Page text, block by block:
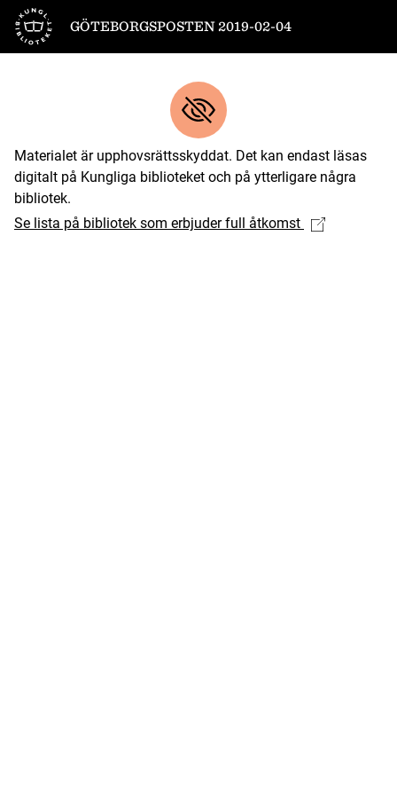
Till startsidan
GÖTEBORGSPOSTEN 2019-02-04
Materialet är upphovsrättsskyddat. Det kan endast läsas
digitalt på Kungliga biblioteket och på ytterligare några
bibliotek.
Se lista på bibliotek som erbjuder full åtkomst